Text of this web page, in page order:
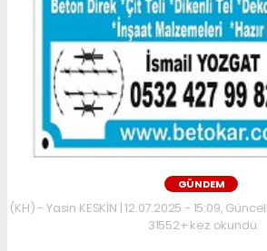
GÜNDEM
(KH) - Yasin KESKİN | 12.07.2025 - 15:09,
31552+ kez okundu.